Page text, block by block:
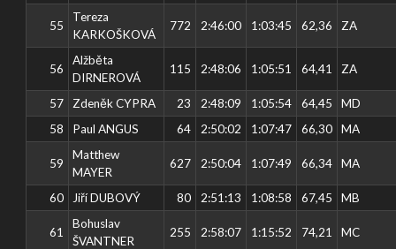
55
Tereza
KARKOŠKOVÁ
772 2:46:00 1:03:45 62,36 ZA
56
Alžběta
DIRNEROVÁ
115 2:48:06 1:05:51 64,41 ZA
57 Zdeněk CYPRA 23 2:48:09 1:05:54 64,45
MD
58
Paul ANGUS 64 2:50:02 1:07:47 66,30 MA
59
Matthew
MAYER
627 2:50:04 1:07:49 66,34 MA
60 Jiří DUBOVÝ 80 2:51:13 1:08:58 67,45 MB
61
Bohuslav
ŠVANTNER
255 2:58:07 1:15:52 74,21 MC